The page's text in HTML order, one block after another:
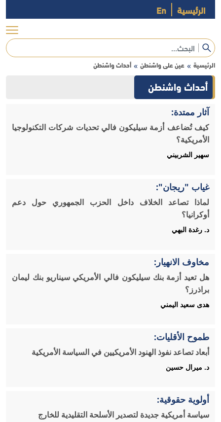
الرئيسية En
الرئيسية » عين على واشنطن » أحداث واشنطن
أحداث واشنطن
آثار ممتدة:
كيف تُضاعف أزمة سيليكون فالي تحديات شركات التكنولوجيا
الأمريكية؟
سهير الشربيني
غياب "ريجان":
لماذا تصاعد الخلاف داخل الحزب الجمهوري حول دعم
أوكرانيا؟
د. رغدة البهي
مخاوف الانهيار:
هل تعيد أزمة بنك سيليكون فالي الأمريكي سيناريو بنك ليمان
براذرز؟
هدى سعيد اليمني
طموح الأقليات:
أبعاد تصاعد نفوذ الهنود الأمريكيين في السياسة الأمريكية
د. ميرال حسين
أولوية حقوقية:
سياسة أمريكية جديدة لتصدير الأسلحة التقليدية للخارج